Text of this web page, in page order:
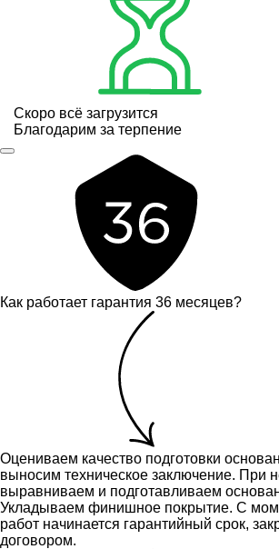
Скоро всё загрузится
Благодарим за терпение
Как работает гарантия 36 месяцев?
Оцениваем качество подготовки
выносим техническое заключение. При
выравниваем и подготавливаем
Укладываем финишное покрытие. С
работ начинается гарантийный срок,
договором.